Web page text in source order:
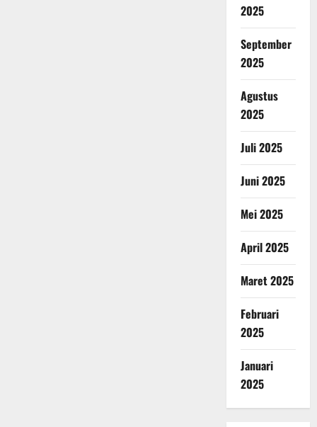
2025
September
2025
Agustus
2025
Juli 2025
Juni 2025
Mei 2025
April 2025
Maret 2025
Februari
2025
Januari
2025